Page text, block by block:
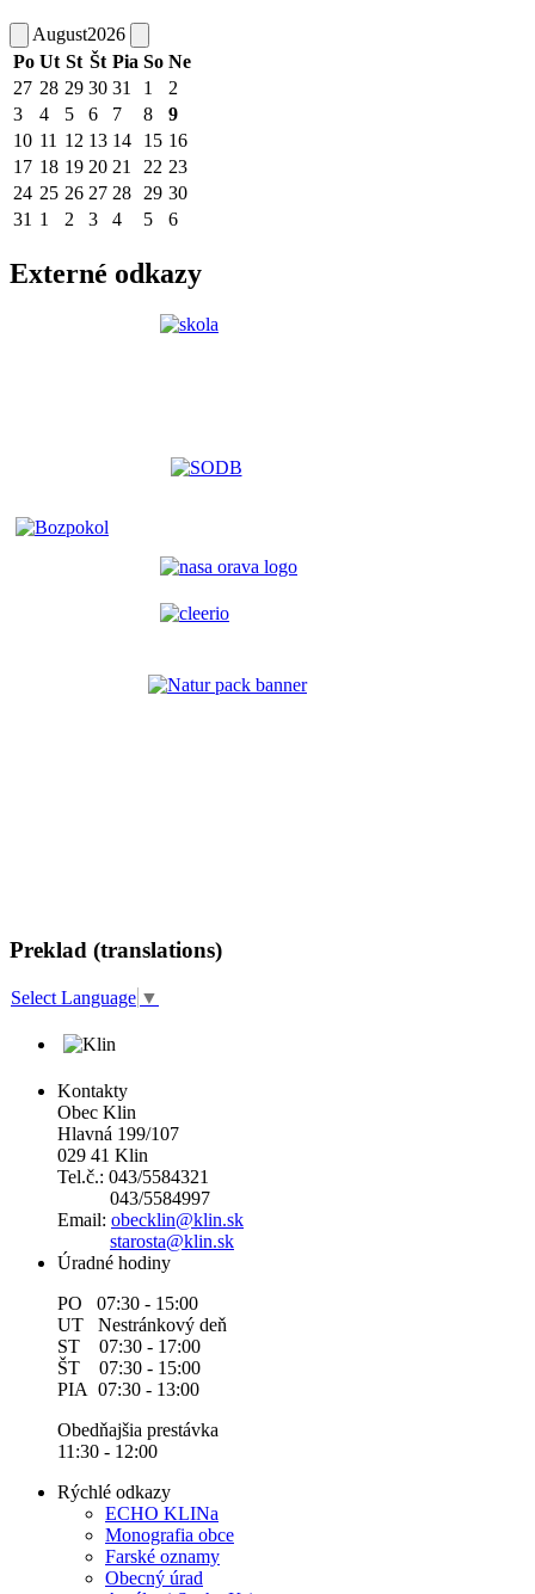
August2026
Po Ut St Št Pia So Ne
27 28 29 30 31 1
2
3
4 5 6 7 8
9
10 11 12 13 14 15 16
17 18 19 20 21 22 23
24 25 26 27 28 29 30
31 1 2 3 4 5 6
Externé odkazy
Preklad (translations)
Select Language ▼
Kontakty
Obec Klin
Hlavná 199/107
029 41 Klin
Tel.č.: 043/5584321
043/5584997
Email: obecklin@klin.sk
starosta@klin.sk
Úradné hodiny
PO 07:30 - 15:00
UT Nestránkový deň
ST 07:30 - 17:00
ŠT 07:30 - 15:00
PIA 07:30 - 13:00
Obedňajšia prestávka
11:30 - 12:00
Rýchlé odkazy
ECHO KLINa
Monografia obce
Farské oznamy
Obecný úrad